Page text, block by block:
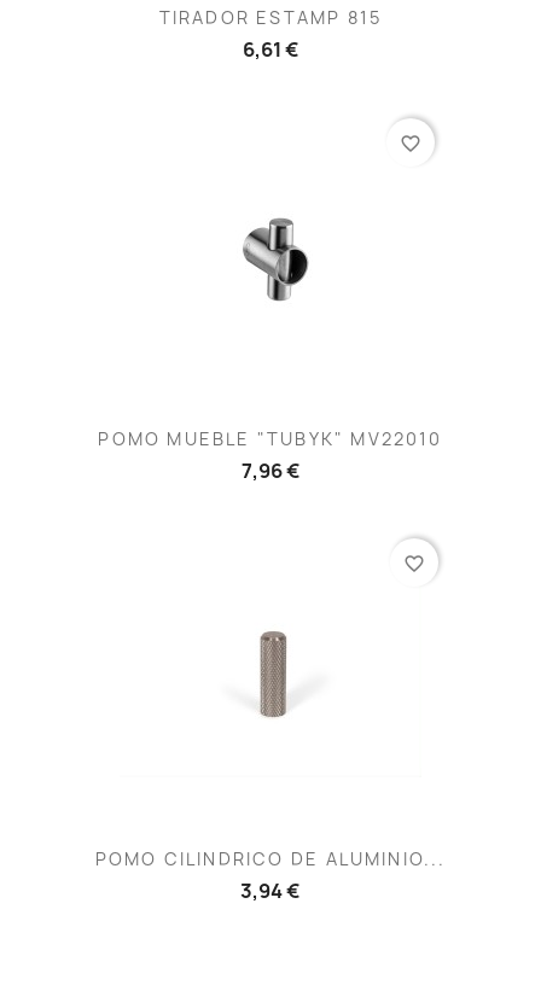
TIRADOR ESTAMP 815
6,61 €
POMO MUEBLE "TUBYK" MV22010
7,96 €
favorite_border
POMO CILINDRICO DE ALUMINIO...
3,94 €
favorite_border